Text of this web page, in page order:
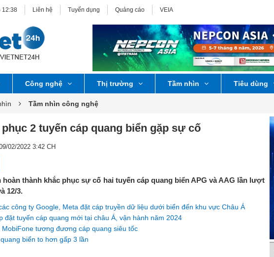
12:38 Liên hệ Tuyển dụng Quảng cáo VEIA
Công nghệ Thị trường Tầm nhìn Tiêu dùng
Tầm nhìn công nghệ
2 tuyến cáp quang biển gặp sự cố
02/2022 3:42 CH
hoàn thành khắc phục sự cố hai tuyến cáp quang biển APG và AAG lần lượt
12/3.
công ty Google, Meta đặt cáp truyền dữ liệu dưới biển đến khu vực Châu Á
đặt tuyến cáp quang mới tại châu Á, vận hành năm 2024
tương đương cáp quang siêu tốc
biển to hơn gấp 3 lần